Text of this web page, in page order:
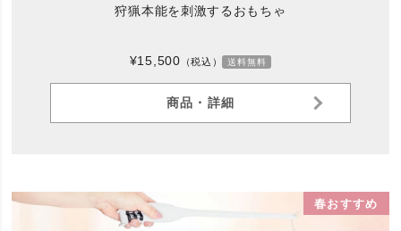
狩猟本能を刺激するおもちゃ
¥15,500 （税込） 送料無料
商品・詳細
春おすすめ